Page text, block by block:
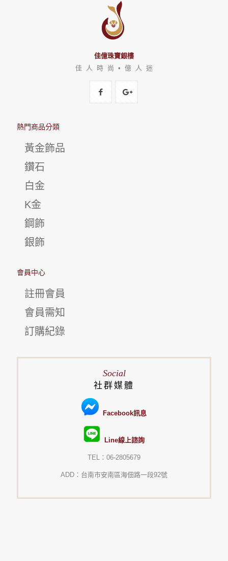
佳億珠寶銀樓
佳 人 時 尚 • 億 人 迷
熱門商品分類
黃金飾品
鑽石
白金
K金
鋼飾
銀飾
會員中心
註冊會員
會員需知
訂購紀錄
Social
社群媒體
Facebook訊息
Line線上諮詢
TEL：06-2805679
ADD：台南市安南區海佃路一段92號